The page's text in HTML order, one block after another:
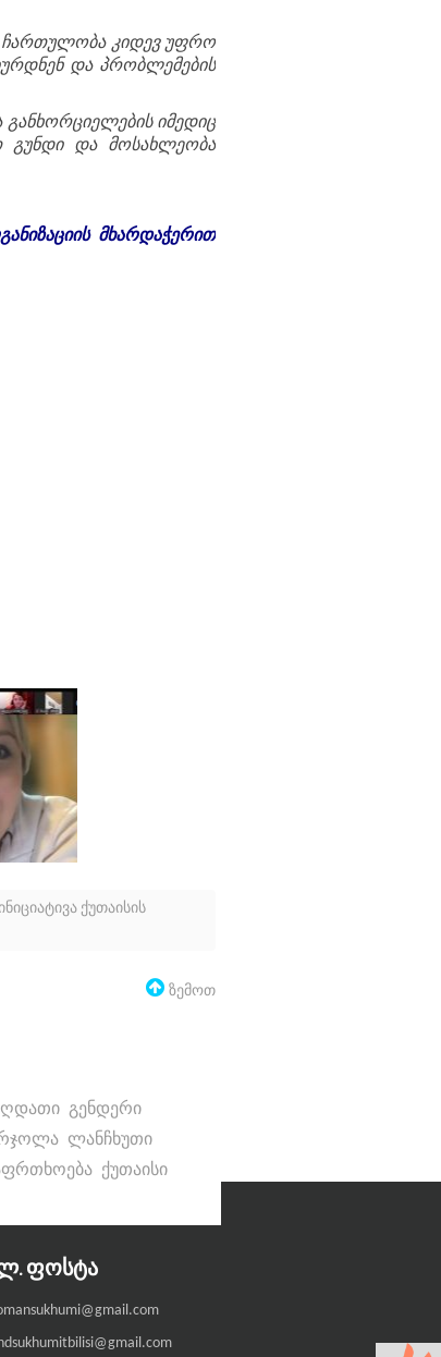
ჩართულობა კიდევ უფრო
და პრობლემების
იმედიც
გუნდი და მოსახლეობა
მხარდაჭერით
ქუთაისის
Ზემოთ
გენდერი
ლანჩხუთი
ქუთაისი
ᲤᲝᲡᲢᲐ